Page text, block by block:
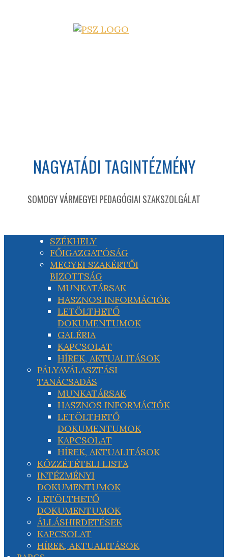
NAGYATÁDI TAGINTÉZMÉNY
SOMOGY VÁRMEGYEI PEDAGÓGIAI SZAKSZOLGÁLAT
SZÉKHELY
FŐIGAZGATÓSÁG
MEGYEI SZAKÉRTŐI
BIZOTTSÁG
MUNKATÁRSAK
HASZNOS INFORMÁCIÓK
LETÖLTHETŐ
DOKUMENTUMOK
GALÉRIA
KAPCSOLAT
HÍREK, AKTUALITÁSOK
PÁLYAVÁLASZTÁSI
TANÁCSADÁS
MUNKATÁRSAK
HASZNOS INFORMÁCIÓK
LETÖLTHETŐ
DOKUMENTUMOK
KAPCSOLAT
HÍREK, AKTUALITÁSOK
KÖZZÉTÉTELI LISTA
INTÉZMÉNYI
DOKUMENTUMOK
LETÖLTHETŐ
DOKUMENTUMOK
ÁLLÁSHIRDETÉSEK
KAPCSOLAT
HÍREK, AKTUALITÁSOK